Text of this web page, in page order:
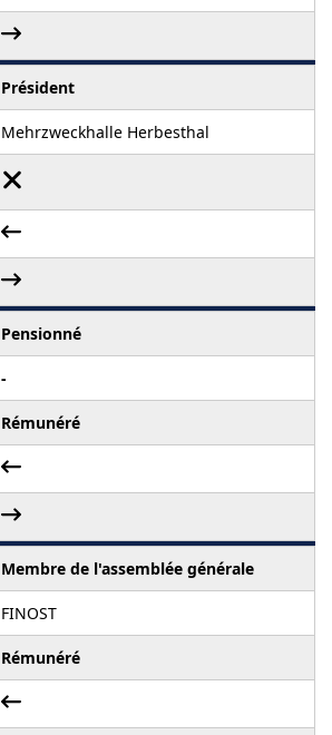
Président
Mehrzweckhalle Herbesthal
Pensionné
-
Rémunéré
Membre de l'assemblée générale
FINOST
Rémunéré